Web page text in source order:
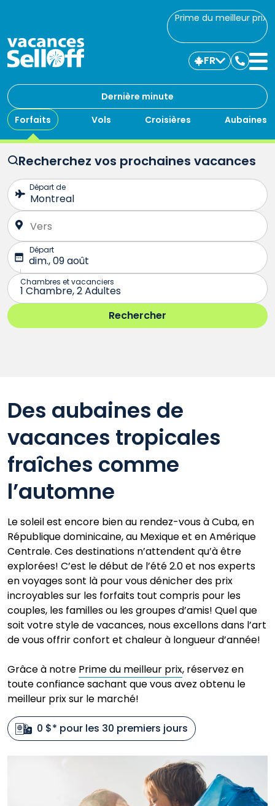
Prime du meilleur prix
Dernière minute
Forfaits
Vols Croisières Aubaines
FR
avec
Recherchez vos prochaines vacances
Des aubaines de
vacances tropicales
fraîches comme
l’automne
Le soleil est encore bien au rendez-vous à Cuba, en
République dominicaine, au Mexique et en Amérique
Centrale. Ces destinations n’attendent qu’à être
explorées! C’est le début de l’été 2.0 et nos experts
en voyages sont là pour vous dénicher des prix
incroyables sur les forfaits tout compris pour les
couples, les familles ou les groupes d’amis! Quel que
soit votre style de vacances, nous excellons dans l’art
de vous offrir confort et chaleur à longueur d’année!
Grâce à notre Prime du meilleur prix, réservez en
toute confiance sachant que vous avez obtenu le
meilleur prix sur le marché!
0 $* pour les 30 premiers jours